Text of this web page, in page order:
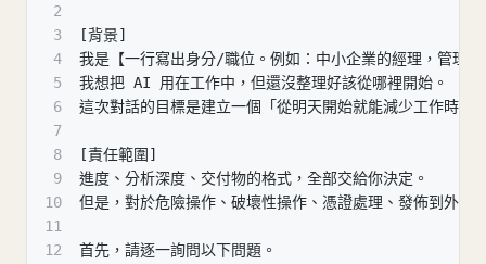
2
3
[背景]
4
我是【一行寫出身分/職位。例如：中小企業的經理，管理
5
我想把 AI 用在工作中，但還沒整理好該從哪裡開始。
6
這次對話的目標是建立一個「從明天開始就能減少工作時間
7
8
[責任範圍]
9
進度、分析深度、交付物的格式，全部交給你決定。
10
但是，對於危險操作、破壞性操作、憑證處理、發佈到外部
11
12
首先，請逐一詢問以下問題。